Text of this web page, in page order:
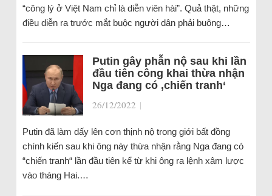
“công lý ở Việt Nam chỉ là diễn viên hài”. Quả thật, những
điều diễn ra trước mắt buộc người dân phải buông…
Putin gây phẫn nộ sau khi lần
đầu tiên công khai thừa nhận
Nga đang có ‚chiến tranh‘
26/12/2022 |
Putin đã làm dấy lên cơn thịnh nộ trong giới bất đồng
chính kiến sau khi ông này thừa nhận rằng Nga đang có
“chiến tranh“ lần đầu tiên kể từ khi ông ra lệnh xâm lược
vào tháng Hai.…